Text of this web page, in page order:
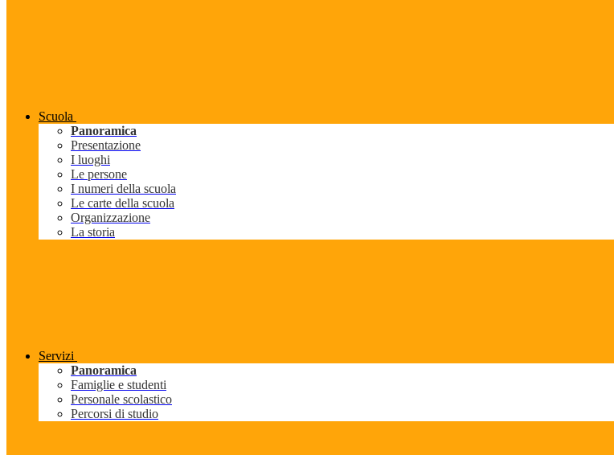
Scuola
Panoramica
Presentazione
I luoghi
Le persone
I numeri della scuola
Le carte della scuola
Organizzazione
La storia
Servizi
Panoramica
Famiglie e studenti
Personale scolastico
Percorsi di studio